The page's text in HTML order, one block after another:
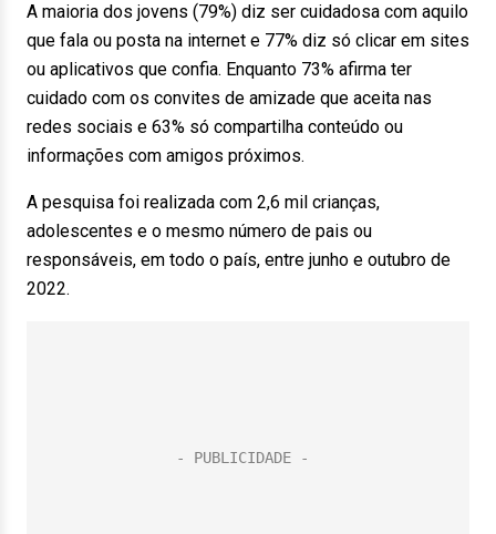
A maioria dos jovens (79%) diz ser cuidadosa com aquilo
que fala ou posta na internet e 77% diz só clicar em sites
ou aplicativos que confia. Enquanto 73% afirma ter
cuidado com os convites de amizade que aceita nas
redes sociais e 63% só compartilha conteúdo ou
informações com amigos próximos.
A pesquisa foi realizada com 2,6 mil crianças,
adolescentes e o mesmo número de pais ou
responsáveis, em todo o país, entre junho e outubro de
2022.